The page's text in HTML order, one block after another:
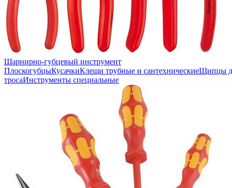
Шарнирно-губцевый инструмент
ПлоскогубцыКусачкиКлещи трубные и сантехническиеЩипцы
тросаИнструменты специальные